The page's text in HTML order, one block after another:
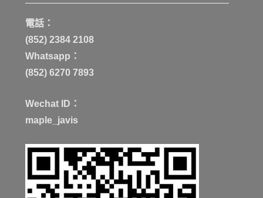
電話：
(852) 2384 2108
Whatsapp：
(852) 6270 7893
Wechat ID：
maple_javis